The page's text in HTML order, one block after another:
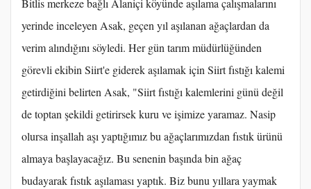
Bitlis merkeze bağlı Alaniçi köyünde aşılama çalışmalarını
yerinde inceleyen Asak, geçen yıl aşılanan ağaçlardan da
verim alındığını söyledi. Her gün tarım müdürlüğünden
görevli ekibin Siirt'e giderek aşılamak için Siirt fıstığı kalemi
getirdiğini belirten Asak, "Siirt fıstığı kalemlerini günü değil
de toptan şekildi getirirsek kuru ve işimize yaramaz. Nasip
olursa inşallah aşı yaptığımız bu ağaçlarımızdan fıstık ürünü
almaya başlayacağız. Bu senenin başında bin ağaç
budayarak fıstık aşılaması yaptık. Biz bunu yıllara yaymak